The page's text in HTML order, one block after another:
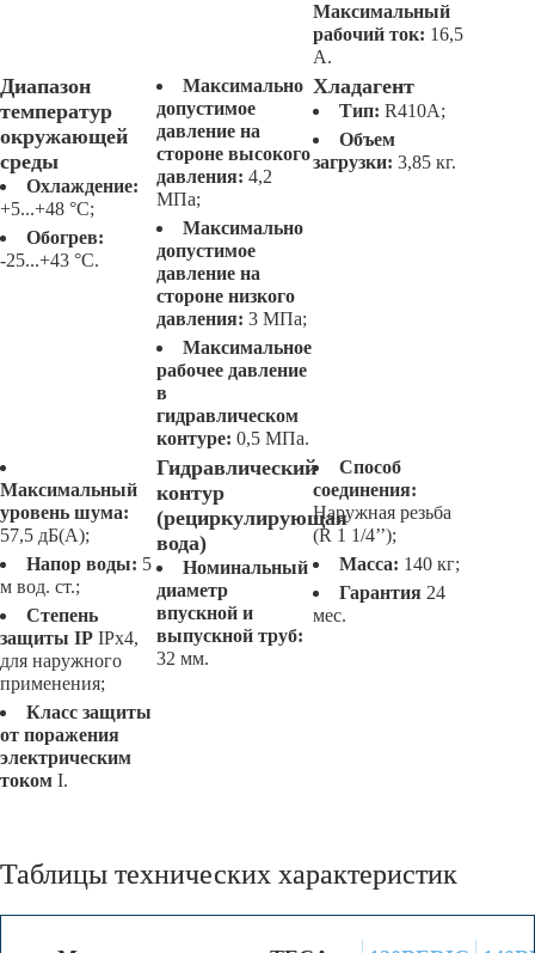
Максимальный
рабочий ток: 16,5
А.
Диапазон
температур
окружающей
среды
Охлаждение:
+5...+48 °C;
Обогрев:
-25...+43 °C.
Максимально
допустимое
давление на
стороне высокого
давления: 4,2
МПа;
Максимально
допустимое
давление на
стороне низкого
давления: 3 МПа;
Максимальное
рабочее давление
в
гидравлическом
контуре: 0,5 МПа.
Хладагент
Тип: R410A;
Объем
загрузки: 3,85 кг.
Максимальный
уровень шума:
57,5 дБ(А);
Напор воды: 5
м вод. ст.;
Степень
защиты IP IPx4,
для наружного
применения;
Класс защиты
от поражения
электрическим
током I.
Гидравлический
контур
(рециркулирующая
вода)
Номинальный
диаметр
впускной и
выпускной труб:
32 мм.
Способ
соединения:
Наружная резьба
(R 1 1/4’’);
Масса: 140 кг;
Гарантия 24
мес.
Таблицы технических характеристик